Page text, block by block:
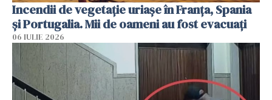
Incendii de vegetație uriașe în Franța, Spania
și Portugalia. Mii de oameni au fost evacuați
06 IULIE 2026